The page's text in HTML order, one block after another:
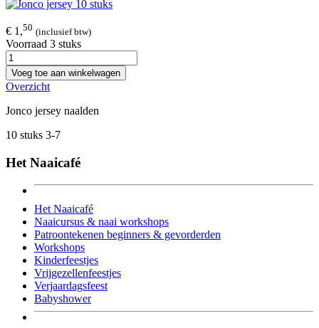
€ 1,50 (inclusief btw)
Voorraad 3 stuks
Voeg toe aan winkelwagen
Overzicht
Jonco jersey naalden
10 stuks 3-7
Het Naaicafé
Het Naaicafé
Naaicursus & naai workshops
Patroontekenen beginners & gevorderden
Workshops
Kinderfeestjes
Vrijgezellenfeestjes
Verjaardagsfeest
Babyshower